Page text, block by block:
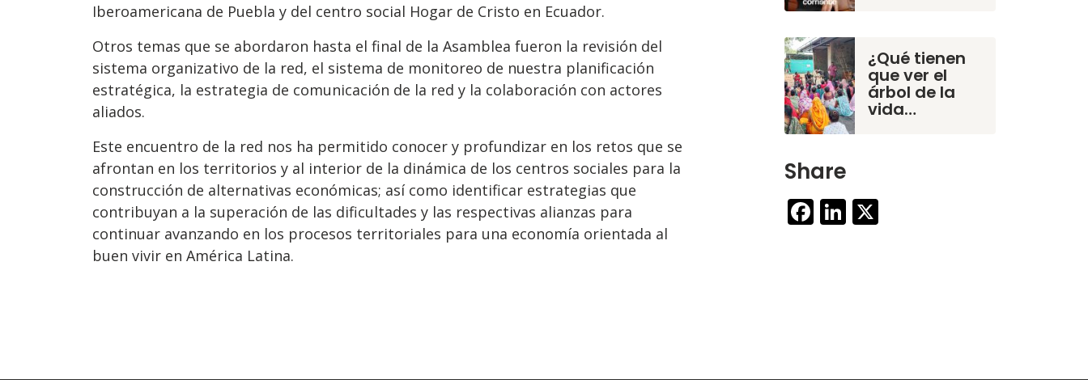
Iberoamericana de Puebla y del centro social Hogar de Cristo en Ecuador.
Otros temas que se abordaron hasta el final de la Asamblea fueron la revisión del
sistema organizativo de la red, el sistema de monitoreo de nuestra planificación
estratégica, la estrategia de comunicación de la red y la colaboración con actores
aliados.
Este encuentro de la red nos ha permitido conocer y profundizar en los retos que se
afrontan en los territorios y al interior de la dinámica de los centros sociales para la
construcción de alternativas económicas; así como identificar estrategias que
contribuyan a la superación de las dificultades y las respectivas alianzas para
continuar avanzando en los procesos territoriales para una economía orientada al
buen vivir en América Latina.
¿Qué tienen
que ver el
árbol de la
vida…
Share
Facebook
LinkedIn